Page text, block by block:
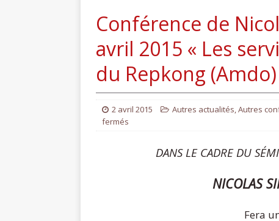
Conférence de
avril 2015 « Les
du Repkong
2 avril 2015 Autres actualités,Autres
fermés
DANS LE CADRE DU
NICOLAS
Fera